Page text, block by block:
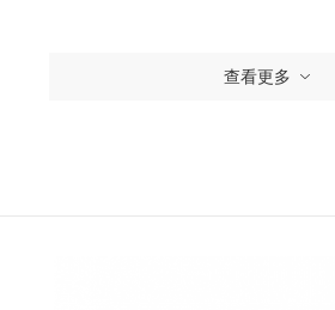
查看更多